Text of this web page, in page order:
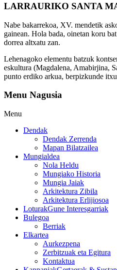
LARRAURIKO SANTA
Nabe bakarrekoa, XV. mendetik
gainean. Hola bada, oinetan koru
dorrea altxatu zan.
Lehenagoko elementu batzuk
eskultura (Magdalena, Amabirjina,
punto erdiko arkua, berpizkunde
Menu Nagusia
Menu
Dendak
Dendak Zerrenda
Mapan Bilatzailea
Mungialdea
Nola Heldu
Mungiako Historia
Mungia Jaiak
Arkitektura Zibila
Arkitektura Erlijiosoa
LoturakGune Interesgarriak
Bulegoa
Berriak
Elkartea
Aurkezpena
Zerbitzuak eta Egitura
Kontaktua